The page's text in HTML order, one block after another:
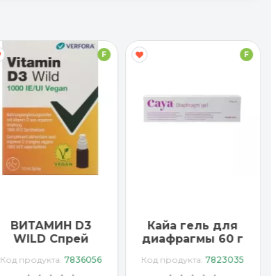
F
ВИТАМИН D3
WILD Спрей
веганский
Код продукта: 7836056
F
Кайа гель для
диафрагмы 60 г
Код продукта:7823035